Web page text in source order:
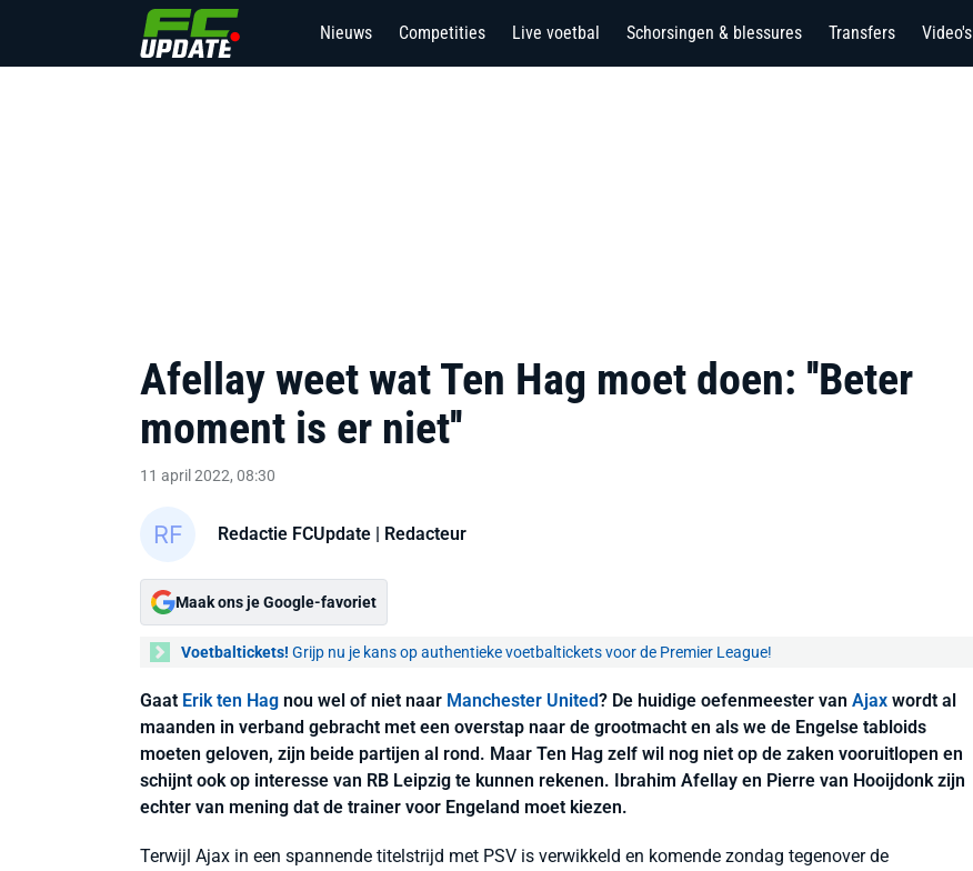
Nieuws Competities Live voetbal Schorsingen & blessures Transfers Video's
Afellay weet wat Ten Hag moet doen: ''Beter
moment is er niet''
11 april 2022, 08:30
Redactie FCUpdate | Redacteur
Maak ons je Google-favoriet
Voetbaltickets! Grijp nu je kans op authentieke voetbaltickets voor de Premier League!
Gaat Erik ten Hag nou wel of niet naar Manchester United? De huidige oefenmeester van Ajax wordt al
maanden in verband gebracht met een overstap naar de grootmacht en als we de Engelse tabloids
moeten geloven, zijn beide partijen al rond. Maar Ten Hag zelf wil nog niet op de zaken vooruitlopen en
schijnt ook op interesse van RB Leipzig te kunnen rekenen. Ibrahim Afellay en Pierre van Hooijdonk zijn
echter van mening dat de trainer voor Engeland moet kiezen.
Terwijl Ajax in een spannende titelstrijd met PSV is verwikkeld en komende zondag tegenover de